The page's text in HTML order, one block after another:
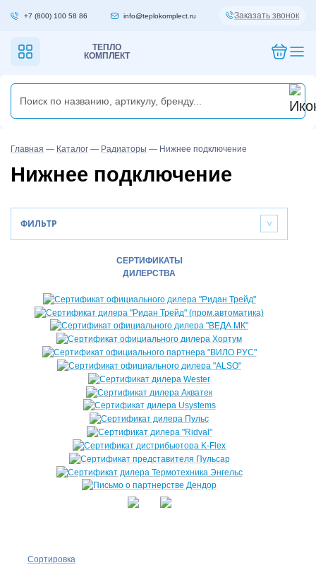
+7 (800) 100 58 86 info@teplokomplect.ru Заказать звонок
ТЕПЛО
КОМПЛЕКТ
Главная — Каталог — Радиаторы — Нижнее подключение
Нижнее подключение
ФИЛЬТР >
СЕРТИФИКАТЫ
ДИЛЕРСТВА
Сортировка